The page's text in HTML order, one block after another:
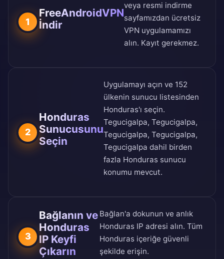
1
FreeAndroidVPN
İndir
veya resmi indirme
sayfamızdan ücretsiz
VPN uygulamamızı
alın. Kayıt gerekmez.
2
Honduras
Sunucusunu
Seçin
Uygulamayı açın ve 152
ülkenin sunucu listesinden
Honduras'ı seçin.
Tegucigalpa, Tegucigalpa,
Tegucigalpa, Tegucigalpa,
Tegucigalpa dahil birden
fazla Honduras sunucu
konumu mevcut.
3
Bağlanın ve
Honduras
IP Keyfi
Çıkarın
Bağlan'a dokunun ve anlık
Honduras IP adresi alın. Tüm
Honduras içeriğe güvenli
şekilde erişin.